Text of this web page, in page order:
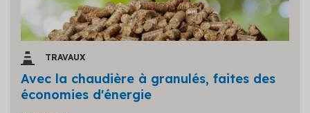
TRAVAUX
Avec la chaudière à granulés, faites des
économies d'énergie